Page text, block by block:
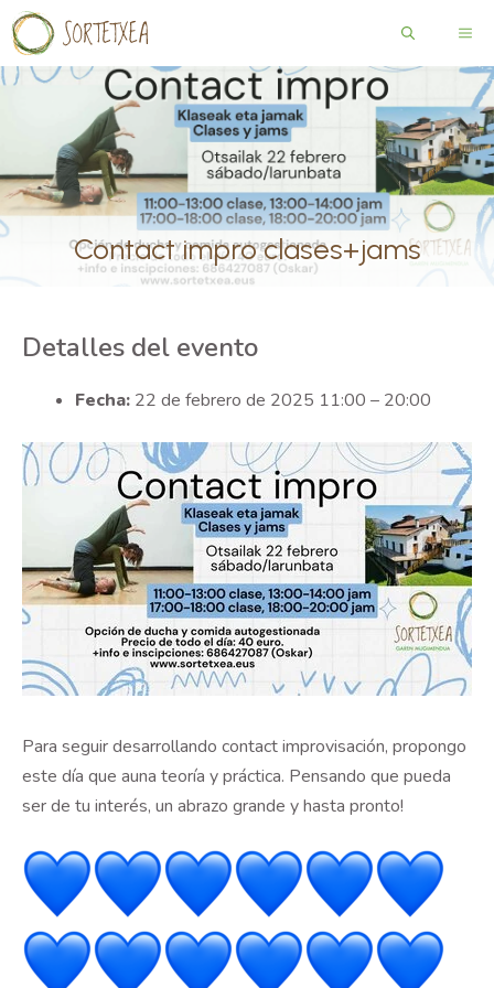
Saltar
al
contenido
Contact impro clases+jams
Detalles del evento
Fecha: 22 de febrero de 2025 11:00 – 20:00
Para seguir desarrollando contact improvisación, propongo
este día que auna teoría y práctica. Pensando que pueda
ser de tu interés, un abrazo grande y hasta pronto!